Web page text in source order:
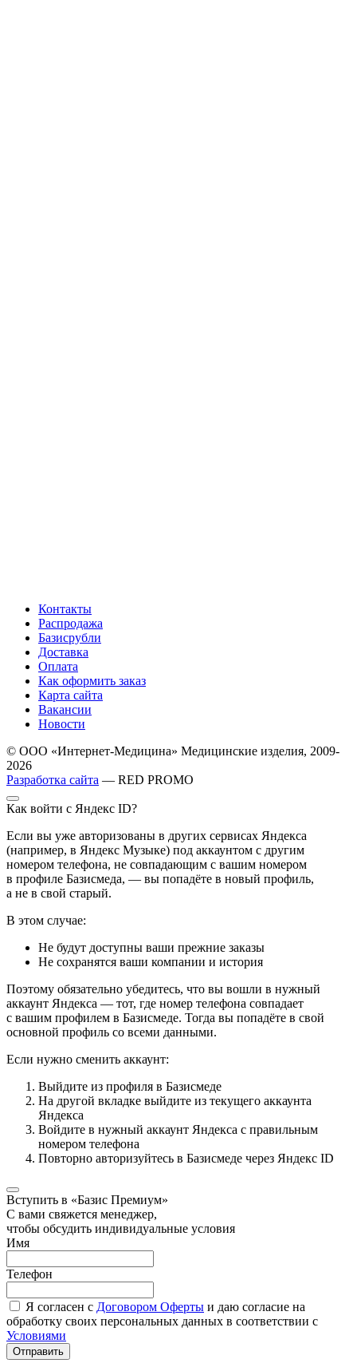
Контакты
Распродажа
Базисрубли
Доставка
Оплата
Как оформить заказ
Карта сайта
Вакансии
Новости
© ООО «Интернет-Медицина» Медицинские изделия, 2009-
2026
Разработка сайта — RED PROMO
Как войти с Яндекс ID?
Если вы уже авторизованы в других сервисах Яндекса
(например, в Яндекс Музыке) под аккаунтом с другим
номером телефона, не совпадающим с вашим номером
в профиле Базисмеда, — вы попадёте в новый профиль,
а не в свой старый.
В этом случае:
Не будут доступны ваши прежние заказы
Не сохранятся ваши компании и история
Поэтому обязательно убедитесь, что вы вошли в нужный
аккаунт Яндекса — тот, где номер телефона совпадает
с вашим профилем в Базисмеде. Тогда вы попадёте в свой
основной профиль со всеми данными.
Если нужно сменить аккаунт:
Выйдите из профиля в Базисмеде
На другой вкладке выйдите из текущего аккаунта
Яндекса
Войдите в нужный аккаунт Яндекса с правильным
номером телефона
Повторно авторизуйтесь в Базисмеде через Яндекс ID
Вступить в «Базис Премиум»
С вами свяжется менеджер,
чтобы обсудить индивидуальные условия
Имя
Телефон
Я согласен с Договором Оферты и даю согласие на
обработку своих персональных данных в соответствии с
Условиями
Отправить